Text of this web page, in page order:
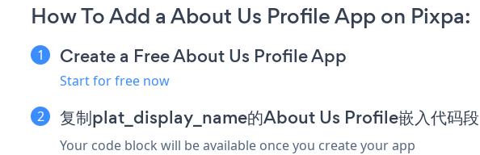
How To Add a About Us Profile App on Pixpa:
Create a Free About Us Profile App
Start for free now
复制plat_display_name的About Us Profile嵌入代码段
Your code block will be available once you create your app